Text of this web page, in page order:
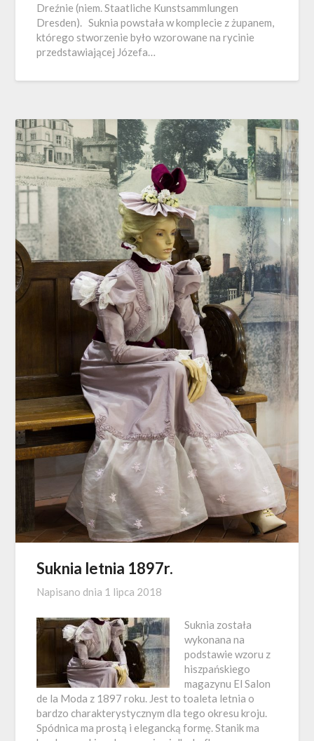
Dreźnie (niem. Staatliche Kunstsammlungen
Dresden). Suknia powstała w komplecie z żupanem,
którego stworzenie było wzorowane na rycinie
przedstawiającej Józefa…
Suknia letnia 1897r.
Napisano dnia 1 lipca 2018
Suknia została
wykonana na
podstawie wzoru z
hiszpańskiego
magazynu El Salon
de la Moda z 1897 roku. Jest to toaleta letnia o
bardzo charakterystycznym dla tego okresu kroju.
Spódnica ma prostą i elegancką formę. Stanik ma